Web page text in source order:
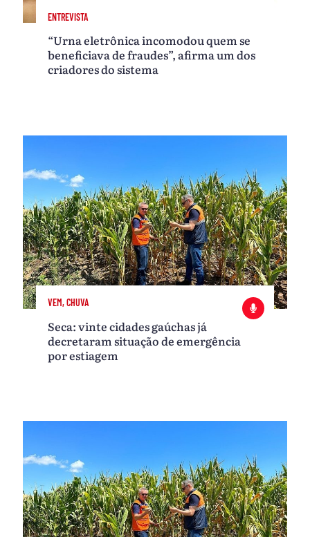
ENTREVISTA
“Urna eletrônica incomodou quem se
beneficiava de fraudes”, afirma um dos
criadores do sistema
VEM, CHUVA
Seca: vinte cidades gaúchas já
decretaram situação de emergência
por estiagem